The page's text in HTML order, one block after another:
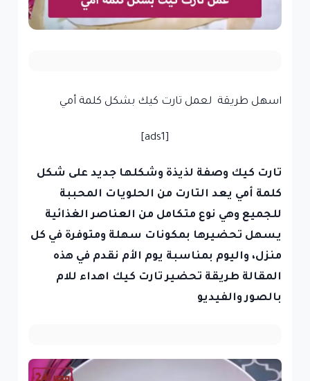
اسهل طريقة لعمل تارت كيك بشكل كلمة أمي
[ads1]
تارت كيك وصفة لذيذة وشكلها جديد على شكل
كلمة أمي يعد التارت من الحلويات المحببة
للجميع وهي نوع متكامل من العناصر الغذائية
يسهل تحضيرها بمكونات سهلة ومتوفرة في كل
منزل، واليوم بمناسبة يوم الأم نقدم في هذه
المقالة طريقة تحضير تارت كيك اهداء للام
بالصور والفيديو